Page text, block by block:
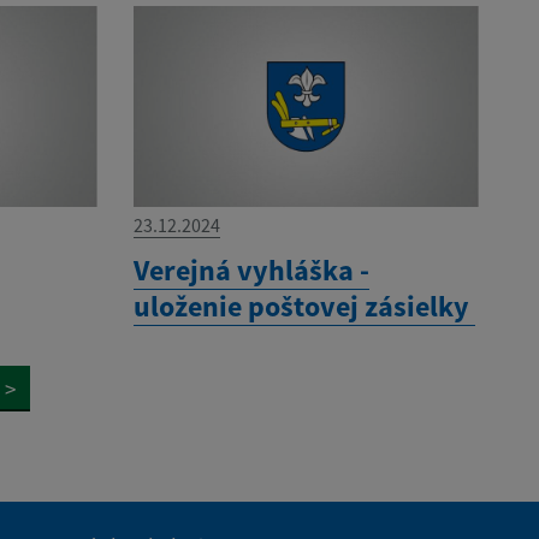
23.12.2024
Verejná vyhláška -
uloženie poštovej zásielky
>